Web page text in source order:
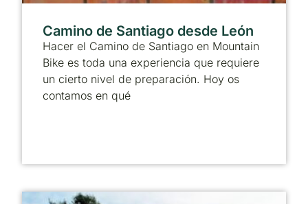
Camino de Santiago desde León
Hacer el Camino de Santiago en Mountain
Bike es toda una experiencia que requiere
un cierto nivel de preparación. Hoy os
contamos en qué